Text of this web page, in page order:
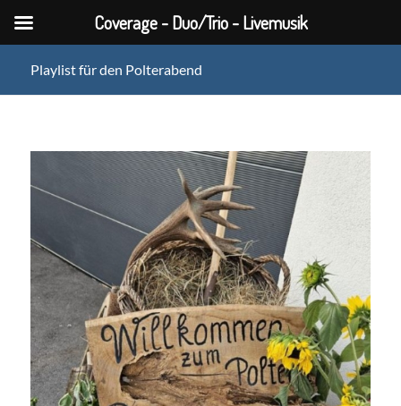
Playlist für den Polterabend
Coverage - Duo/Trio - Livemusik